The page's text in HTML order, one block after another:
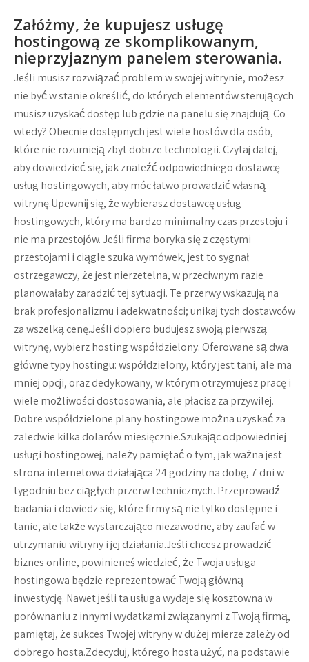
Załóżmy, że kupujesz usługę
hostingową ze skomplikowanym,
nieprzyjaznym panelem sterowania.
Jeśli musisz rozwiązać problem w swojej witrynie, możesz
nie być w stanie określić, do których elementów sterujących
musisz uzyskać dostęp lub gdzie na panelu się znajdują. Co
wtedy? Obecnie dostępnych jest wiele hostów dla osób,
które nie rozumieją zbyt dobrze technologii. Czytaj dalej,
aby dowiedzieć się, jak znaleźć odpowiedniego dostawcę
usług hostingowych, aby móc łatwo prowadzić własną
witrynę.Upewnij się, że wybierasz dostawcę usług
hostingowych, który ma bardzo minimalny czas przestoju i
nie ma przestojów. Jeśli firma boryka się z częstymi
przestojami i ciągle szuka wymówek, jest to sygnał
ostrzegawczy, że jest nierzetelna, w przeciwnym razie
planowałaby zaradzić tej sytuacji. Te przerwy wskazują na
brak profesjonalizmu i adekwatności; unikaj tych dostawców
za wszelką cenę.Jeśli dopiero budujesz swoją pierwszą
witrynę, wybierz hosting współdzielony. Oferowane są dwa
główne typy hostingu: współdzielony, który jest tani, ale ma
mniej opcji, oraz dedykowany, w którym otrzymujesz pracę i
wiele możliwości dostosowania, ale płacisz za przywilej.
Dobre współdzielone plany hostingowe można uzyskać za
zaledwie kilka dolarów miesięcznie.Szukając odpowiedniej
usługi hostingowej, należy pamiętać o tym, jak ważna jest
strona internetowa działająca 24 godziny na dobę, 7 dni w
tygodniu bez ciągłych przerw technicznych. Przeprowadź
badania i dowiedz się, które firmy są nie tylko dostępne i
tanie, ale także wystarczająco niezawodne, aby zaufać w
utrzymaniu witryny i jej działania.Jeśli chcesz prowadzić
biznes online, powinieneś wiedzieć, że Twoja usługa
hostingowa będzie reprezentować Twoją główną
inwestycję. Nawet jeśli ta usługa wydaje się kosztowna w
porównaniu z innymi wydatkami związanymi z Twoją firmą,
pamiętaj, że sukces Twojej witryny w dużej mierze zależy od
dobrego hosta.Zdecyduj, którego hosta użyć, na podstawie